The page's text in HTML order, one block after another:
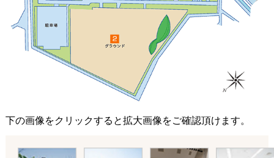
下の画像をクリックすると拡大画像をご確認頂けます。